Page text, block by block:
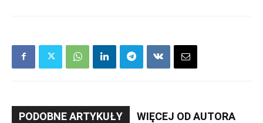
PODOBNE ARTYKUŁY WIĘCEJ OD AUTORA